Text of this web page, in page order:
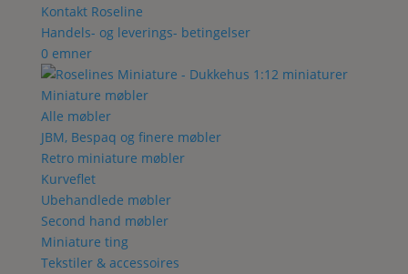
Kontakt Roseline
Handels- og leverings- betingelser
0 emner
Miniature møbler
Alle møbler
JBM, Bespaq og finere møbler
Retro miniature møbler
Kurveflet
Ubehandlede møbler
Second hand møbler
Miniature ting
Tekstiler & accessoires